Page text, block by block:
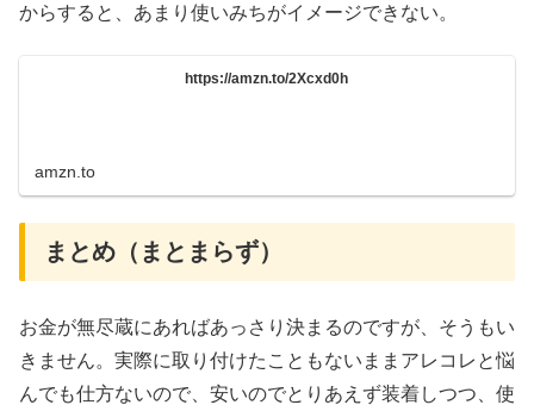
からすると、あまり使いみちがイメージできない。
https://amzn.to/2Xcxd0h
amzn.to
まとめ（まとまらず）
お金が無尽蔵にあればあっさり決まるのですが、そうもい
きません。実際に取り付けたこともないままアレコレと悩
んでも仕方ないので、安いのでとりあえず装着しつつ、使